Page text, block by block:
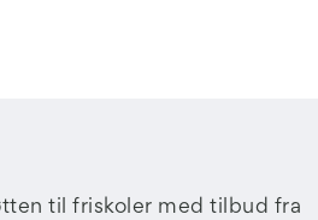
til friskoler med tilbud fra